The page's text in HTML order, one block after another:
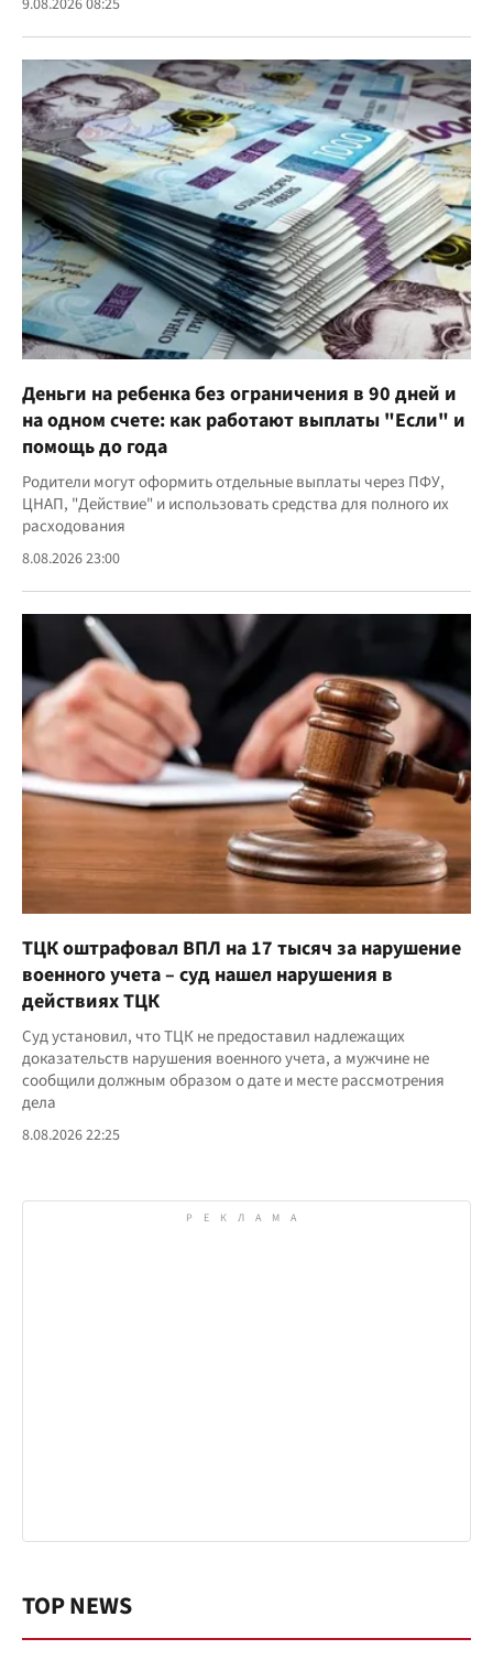
9.08.2026 08:25
Деньги на ребенка без ограничения в 90 дней и
на одном счете: как работают выплаты "Если" и
помощь до года
Родители могут оформить отдельные выплаты через ПФУ,
ЦНАП, "Действие" и использовать средства для полного их
расходования
8.08.2026 23:00
ТЦК оштрафовал ВПЛ на 17 тысяч за нарушение
военного учета – суд нашел нарушения в
действиях ТЦК
Суд установил, что ТЦК не предоставил надлежащих
доказательств нарушения военного учета, а мужчине не
сообщили должным образом о дате и месте рассмотрения
дела
8.08.2026 22:25
TOP NEWS